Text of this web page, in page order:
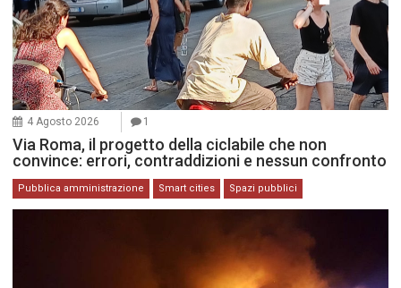
4 Agosto 2026 1
Via Roma, il progetto della ciclabile che non
convince: errori, contraddizioni e nessun confronto
Pubblica amministrazione Smart cities Spazi pubblici